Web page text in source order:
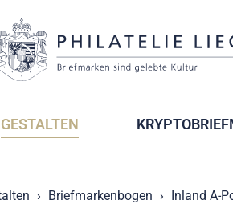
GESTALTEN
Briefmarkenbogen Inland A-